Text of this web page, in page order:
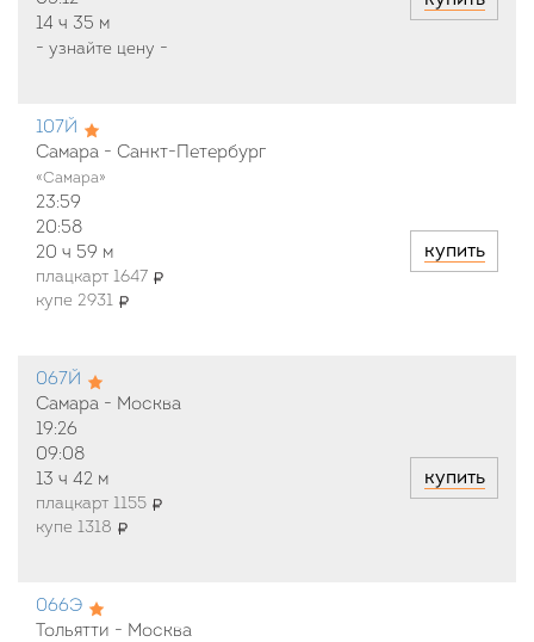
14 ч 35 м
- узнайте цену -
107Й
Самара - Санкт-Петербург
«Самара»
23:59
20:58
20 ч 59 м
плацкарт 1647
купе 2931
купить
067Й
Самара - Москва
19:26
09:08
13 ч 42 м
плацкарт 1155
купе 1318
купить
066Э
Тольятти - Москва